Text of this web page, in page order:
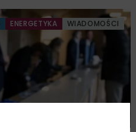
ENERGETYKA WIADOMOŚCI